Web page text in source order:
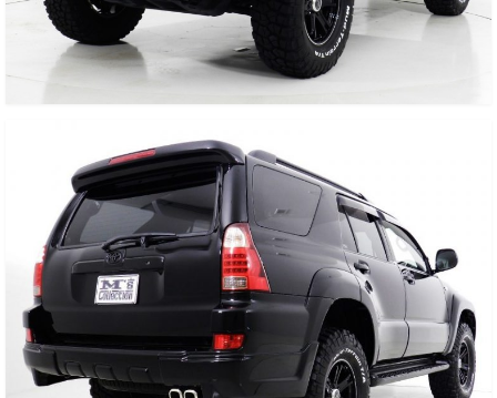
メールフォーム
電話はこちら